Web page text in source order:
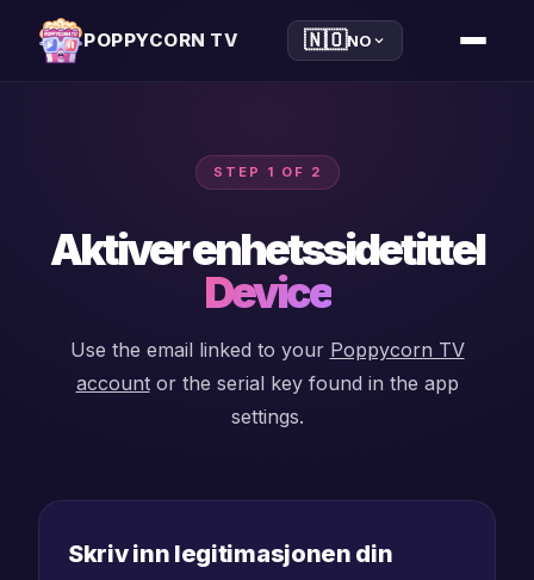
POPPYCORN TV 🇳🇴NO
STEP 1 OF 2
Aktiver enhetssidetittel
Device
Use the email linked to your Poppycorn TV
accountor the serial key found in the app
settings.
Skriv inn legitimasjonen din